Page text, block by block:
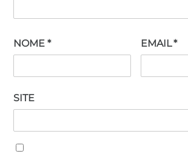
NOME * EMAIL*
SITE